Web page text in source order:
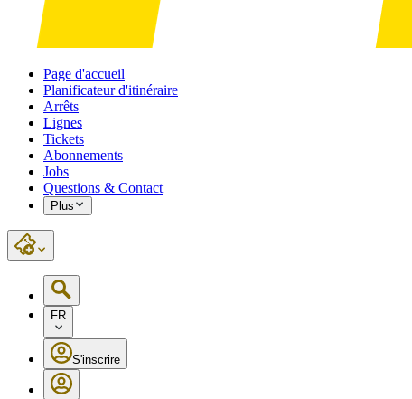
Page d'accueil
Planificateur d'itinéraire
Arrêts
Lignes
Tickets
Abonnements
Jobs
Questions & Contact
Plus
FR
S'inscrire